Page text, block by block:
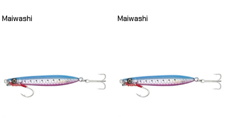
Maiwashi Maiwashi